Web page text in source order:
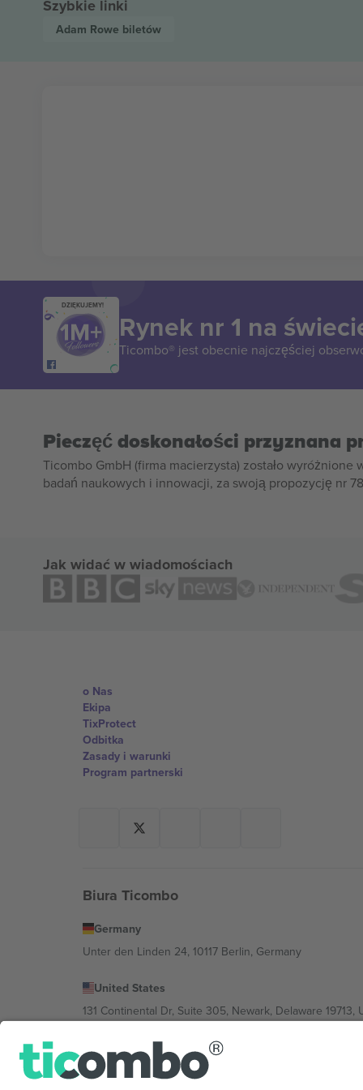
Szybkie linki
Adam Rowe biletów
DZIĘKUJEMY!
Rynek nr 1 na
Ticombo® jest obecnie najczęściej
Pieczęć doskonałości przyznana
Ticombo GmbH (firma macierzysta) zostało
badań naukowych i innowacji, za swoją propozycję nr
Jak widać w wiadomościach
o Nas
Ekipa
TixProtect
Odbitka
Zasady i warunki
Program partnerski
Biura Ticombo
Germany
Unter den Linden 24, 10117 Berlin, Germany
United States
131 Continental Dr, Suite 305, Newark, Delaware 19713,
Bulgaria
Regus Sofia City West, bul Totleben 53-55, 1606 Sofia,